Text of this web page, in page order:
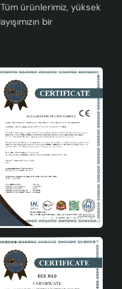
ürünlerimiz, yüksek
bir